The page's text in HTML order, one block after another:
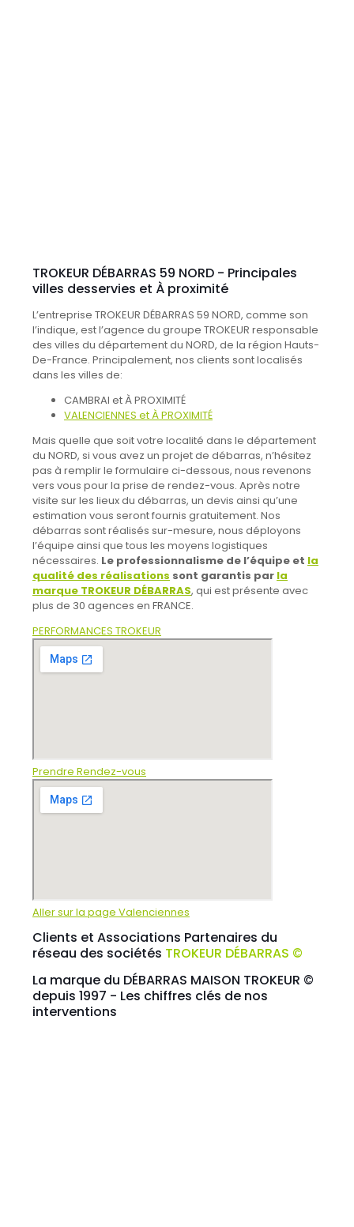
TROKEUR DÉBARRAS 59 NORD - Principales
villes desservies et À proximité
L’entreprise TROKEUR DÉBARRAS 59 NORD, comme son
l’indique, est l’agence du groupe TROKEUR responsable
des villes du département du NORD, de la région Hauts-
De-France. Principalement, nos clients sont localisés
dans les villes de:
CAMBRAI et À PROXIMITÉ
VALENCIENNES et À PROXIMITÉ
Mais quelle que soit votre localité dans le département
du NORD, si vous avez un projet de débarras, n’hésitez
pas à remplir le formulaire ci-dessous, nous revenons
vers vous pour la prise de rendez-vous. Après notre
visite sur les lieux du débarras, un devis ainsi qu’une
estimation vous seront fournis gratuitement. Nos
débarras sont réalisés sur-mesure, nous déployons
l’équipe ainsi que tous les moyens logistiques
nécessaires. Le professionnalisme de l’équipe et la
qualité des réalisations sont garantis par la
marque TROKEUR DÉBARRAS, qui est présente avec
plus de 30 agences en FRANCE.
PERFORMANCES TROKEUR
Prendre Rendez-vous
Aller sur la page Valenciennes
Clients et Associations Partenaires du
réseau des sociétés TROKEUR DÉBARRAS ©
La marque du DÉBARRAS MAISON TROKEUR ©
depuis 1997 - Les chiffres clés de nos
interventions